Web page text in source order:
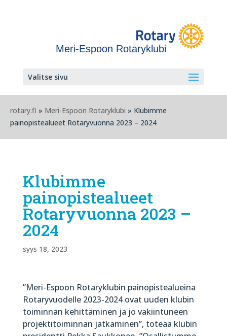
Meri-Espoon Rotaryklubi
Valitse sivu
rotary.fi » Meri-Espoon Rotaryklubi » Klubimme
painopistealueet Rotaryvuonna 2023 – 2024
Klubimme
painopistealueet
Rotaryvuonna 2023 –
2024
syys 18, 2023
”Meri-Espoon Rotaryklubin painopistealueina
Rotaryvuodelle 2023-2024 ovat uuden klubin
toiminnan kehittäminen ja jo vakiintuneen
projektitoiminnan jatkaminen”, toteaa klubin